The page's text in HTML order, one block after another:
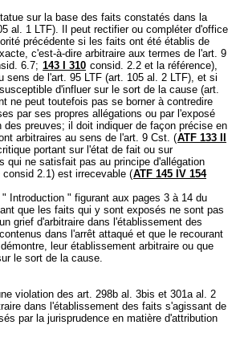
sur la base des faits constatés dans la
al. 1 LTF). Il peut rectifier ou compléter d'office
précédente si les faits ont été établis de
c'est-à-dire arbitraire aux termes de l'art. 9
6.7; 143 I 310 consid. 2.2 et la référence),
sens de l'art. 95 LTF (art. 105 al. 2 LTF), et si
d'influer sur le sort de la cause (art.
ne peut toutefois pas se borner à contredire
par ses propres allégations ou par l'exposé
des preuves; il doit indiquer de façon précise en
arbitraires au sens de l'art. 9 Cst. (ATF 133 II
portant sur l'état de fait ou sur
qui ne satisfait pas au principe d'allégation
consid 2.1) est irrecevable (ATF 145 IV 154
Introduction " figurant aux pages 3 à 14 du
que les faits qui y sont exposés ne sont pas
grief d'arbitraire dans l'établissement des
dans l'arrêt attaqué et que le recourant
leur établissement arbitraire ou que
le sort de la cause.
violation des art. 298b al. 3bis et 301a al. 2
dans l'établissement des faits s'agissant de
par la jurisprudence en matière d'attribution